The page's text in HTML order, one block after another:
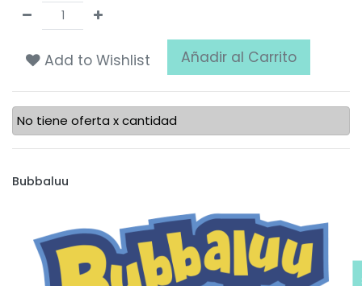
Add to Wishlist Añadir al Carrito
No tiene oferta x cantidad
Bubbaluu